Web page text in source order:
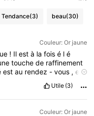
Tendance(3) beau(30)
Couleur: Or jaune
! Il est à la fois é l é
touchede raffinement
estau rendez -vous ,et
Utile (3)
Couleur: Or jaune